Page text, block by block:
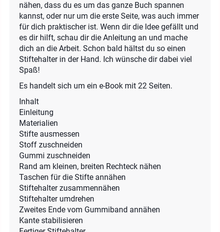
nähen, dass du es um das ganze Buch spannen
kannst, oder nur um die erste Seite, was auch immer
für dich praktischer ist. Wenn dir die Idee gefällt und
es dir hilft, schau dir die Anleitung an und mache
dich an die Arbeit. Schon bald hältst du so einen
Stiftehalter in der Hand. Ich wünsche dir dabei viel
Spaß!
Es handelt sich um ein e-Book mit 22 Seiten.
Inhalt
Einleitung
Materialien
Stifte ausmessen
Stoff zuschneiden
Gummi zuschneiden
Rand am kleinen, breiten Rechteck nähen
Taschen für die Stifte annähen
Stiftehalter zusammennähen
Stiftehalter umdrehen
Zweites Ende vom Gummiband annähen
Kante stabilisieren